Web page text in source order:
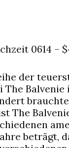
0614 –
der
Balvenie
The
beträgt,